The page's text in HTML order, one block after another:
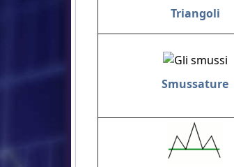
Triangoli
Smussature